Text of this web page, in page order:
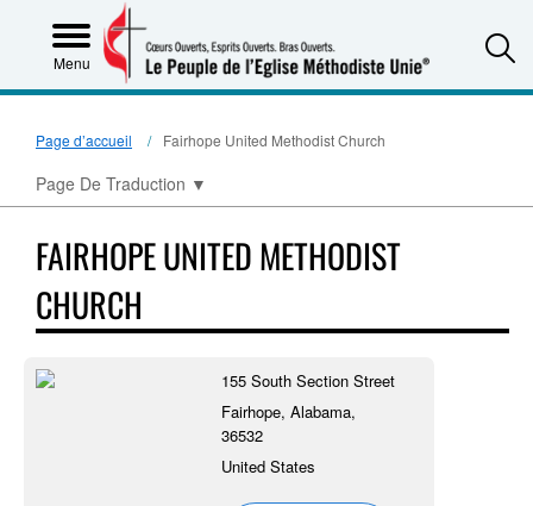
Menu
Page d’accueil Fairhope United Methodist Church
Page De Traduction ▼
FAIRHOPE UNITED METHODIST
CHURCH
155 South Section Street
Fairhope, Alabama,
36532
United States